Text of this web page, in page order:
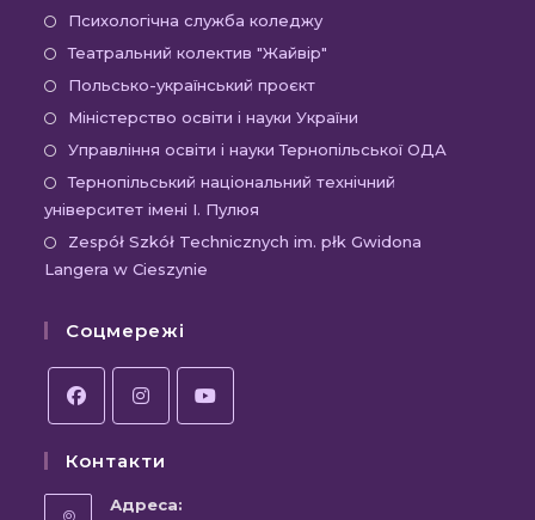
в
новій
вкладці
Психологічна служба коледжуВідкриється
в
вкладці
Театральний колектив "Жайвір"
новій
вкладці
Польсько-український проєктВідкриється
в
новій
вкладці
Міністерство освіти і науки України
в
новій
Управління освіти і науки Тернопільської ОДА
Тернопільський національний технічний
університет імені І. Пулюя
Zespół Szkół Technicznych im. płk Gwidona
Langera w Cieszynie
Соцмережі
в
новій
в
новій
новій
Контакти
Адреса: